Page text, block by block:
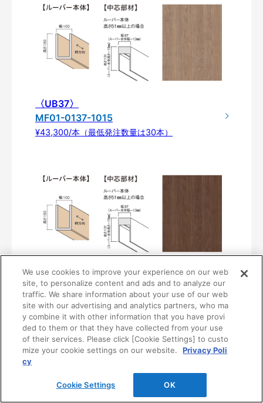
〈UB37〉
MF01-0137-1015
¥43,300/本（最低発注数量は30本）
〈UB38〉
MF01-0138-1015
¥43,300/本（最低発注数量は30本）
We use cookies to improve your experience on our web
site, to personalize content and ads and to analyze our
traffic. We share information about your use of our web
site with our advertising and analytics partners, who ma
y combine it with other information that you have provi
ded to them or that they have collected from your use
of their services. Please click [Cookie Settings] to custo
mize your cookie settings on our website.
Privacy Poli
cy
Cookie Settings OK